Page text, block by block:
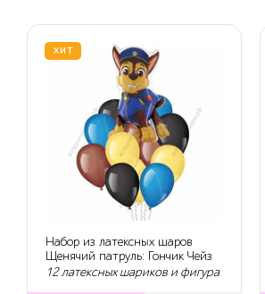
ХИТ
Набор из латексных шаров
Щенячий патруль: Гончик Чейз
12 латексных шариков и фигура